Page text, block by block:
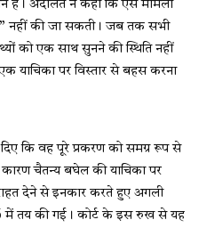
हैं। अदालत ने कहा कि ऐसे मामलों
नहीं की जा सकती। जब तक सभी
को एक साथ सुनने की स्थिति नहीं
याचिका पर विस्तार से बहस करना
कि वह पूरे प्रकरण को समग्र रूप से
चैतन्य बघेल की याचिका पर
देने से इनकार करते हुए अगली
में तय की गई। कोर्ट के इस रुख से यह